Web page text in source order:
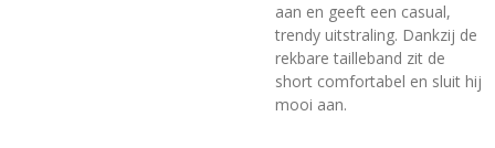
aan en geeft een casual,
trendy uitstraling. Dankzij de
rekbare tailleband zit de
short comfortabel en sluit hij
mooi aan.